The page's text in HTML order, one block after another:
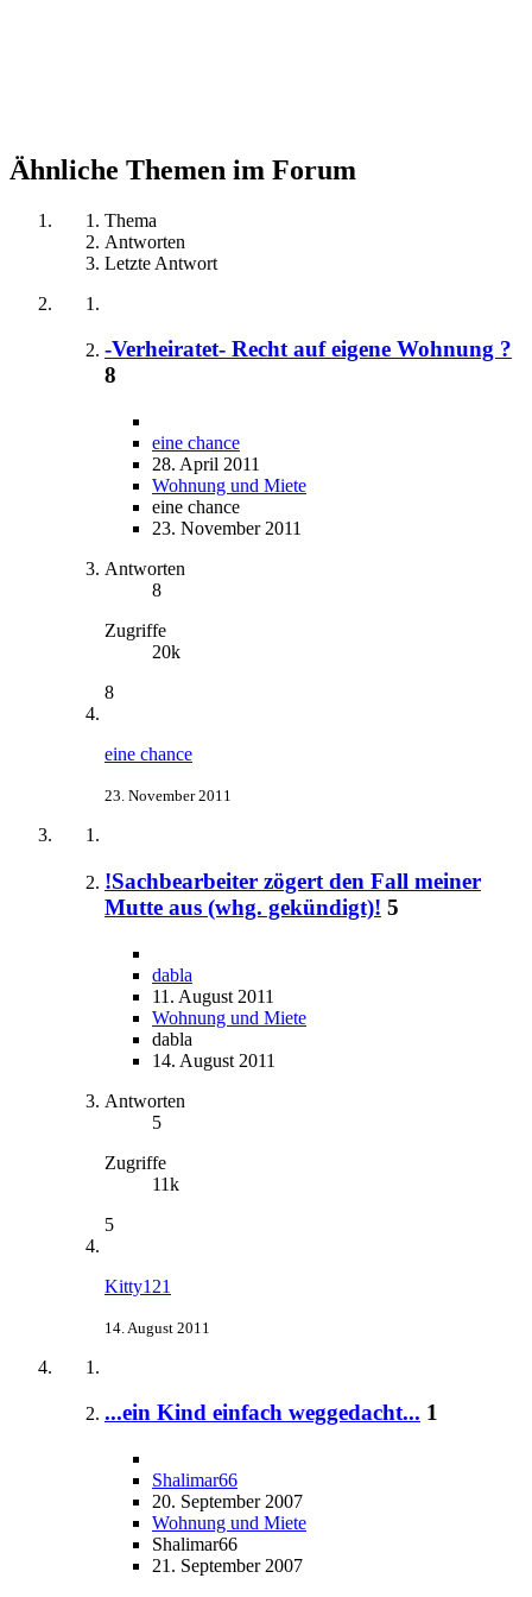
Ähnliche Themen im Forum
Thema
Antworten
Letzte Antwort
-Verheiratet- Recht auf eigene Wohnung ?
8
eine chance
28. April 2011
Wohnung und Miete
eine chance
23. November 2011
Antworten
8
Zugriffe
20k
8
eine chance
23. November 2011
!Sachbearbeiter zögert den Fall meiner
Mutte aus (whg. gekündigt)! 5
dabla
11. August 2011
Wohnung und Miete
dabla
14. August 2011
Antworten
5
Zugriffe
11k
5
Kitty121
14. August 2011
...ein Kind einfach weggedacht... 1
Shalimar66
20. September 2007
Wohnung und Miete
Shalimar66
21. September 2007